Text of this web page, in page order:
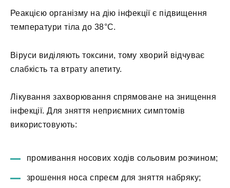
Реакцією організму на дію інфекції є підвищення
температури тіла до 38°С.
Віруси виділяють токсини, тому хворий відчуває
слабкість та втрату апетиту.
Лікування захворювання спрямоване на знищення
інфекції. Для зняття неприємних симптомів
використовують:
промивання носових ходів сольовим розчином;
зрошення носа спреєм для зняття набряку;